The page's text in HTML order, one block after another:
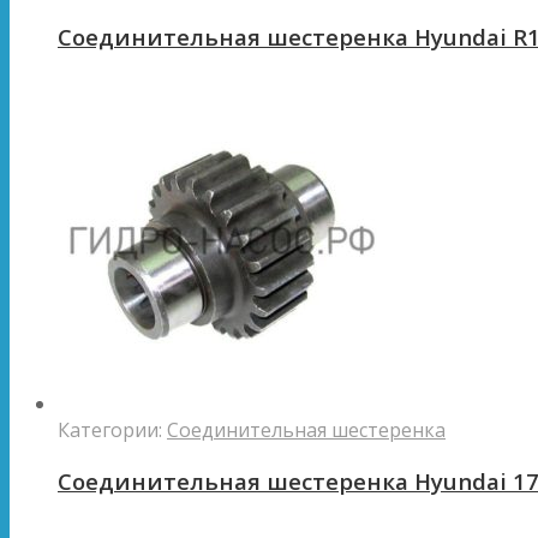
Соединительная шестеренка Hyundai
Категории: Соединительная шестеренка
Соединительная шестеренка Hyundai